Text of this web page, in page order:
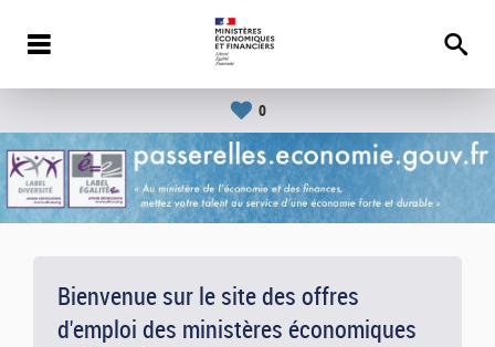
0
Bienvenue sur le site des offres
d'emploi des ministères économiques